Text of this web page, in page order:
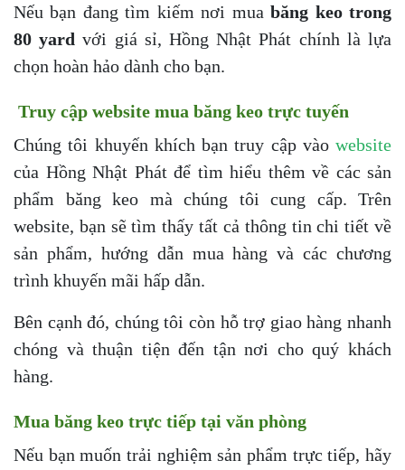
Nếu bạn đang tìm kiếm nơi muabăng keo trong
80 yard với giá sỉ, Hồng Nhật Phát chính là lựa
chọn hoàn hảo dành cho bạn.
Truy cập website mua băng keo trực tuyến
Chúng tôi khuyến khích bạn truy cập vào website
của Hồng Nhật Phát để tìm hiểu thêm về các sản
phẩm băng keo mà chúng tôi cung cấp. Trên
website, bạn sẽ tìm thấy tất cả thông tin chi tiết về
sản phẩm, hướng dẫn mua hàng và các chương
trình khuyến mãi hấp dẫn.
Bên cạnh đó, chúng tôi còn hỗ trợ giao hàng nhanh
chóng và thuận tiện đến tận nơi cho quý khách
hàng.
Mua băng keo trực tiếp tại văn phòng
Nếu bạn muốn trải nghiệm sản phẩm trực tiếp, hãy